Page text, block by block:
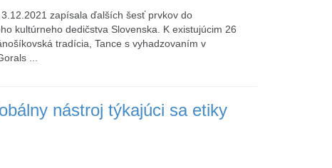
zapísala ďalších šesť prvkov do
kultúrneho dedičstva Slovenska. K existujúcim 26
tradícia, Tance s vyhadzovaním v
...
nástroj týkajúci sa etiky